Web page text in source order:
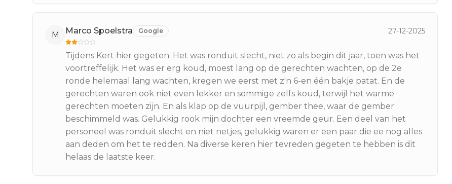
M Marco Spoelstra Google 27-12-2025
Tijdens Kert hier gegeten. Het was ronduit slecht, niet zo als begin dit jaar, toen was het
voortreffelijk. Het was er erg koud, moest lang op de gerechten wachten, op de 2e
ronde helemaal lang wachten, kregen we eerst met z'n 6-en één bakje patat. En de
gerechten waren ook niet even lekker en sommige zelfs koud, terwijl het warme
gerechten moeten zijn. En als klap op de vuurpijl, gember thee, waar de gember
beschimmeld was. Gelukkig rook mijn dochter een vreemde geur. Een deel van het
personeel was ronduit slecht en niet netjes, gelukkig waren er een paar die ee nog alles
aan deden om het te redden. Na diverse keren hier tevreden gegeten te hebben is dit
helaas de laatste keer.